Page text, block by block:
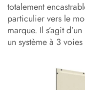
totalement
particulier vers le
marque. Il s’agit
un système à 3